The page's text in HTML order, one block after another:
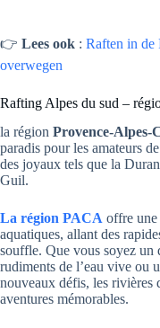
👉 Lees ook : Raften in de
overwegen
Rafting Alpes du sud –
la région Provence-Alpes-
paradis pour les amateurs
des joyaux tels que la
Guil.
La région PACA offre une
aquatiques, allant des
souffle. Que vous soyez un
rudiments de l’eau vive ou
nouveaux défis, les rivières
aventures mémorables.